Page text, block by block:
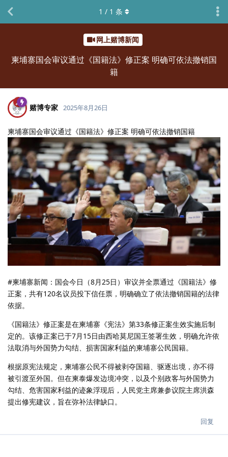
网上赌博新闻
柬埔寨国会审议通过《国籍法》修正案 明确可依法撤销国
籍
1 / 1 条
赌博专家 2025年8月26日
柬埔寨国会审议通过《国籍法》修正案 明确可依法撤销国籍
#柬埔寨新闻：国会今日（8月25日）审议并全票通过《国籍法》修
正案，共有120名议员投下信任票，明确确立了依法撤销国籍的法律
依据。
《国籍法》修正案是在柬埔寨《宪法》第33条修正案生效实施后制
定的。该修正案已于7月15日由西哈莫尼国王签署生效，明确允许依
法取消与外国势力勾结、损害国家利益的柬埔寨公民国籍。
根据原宪法规定，柬埔寨公民不得被剥夺国籍、驱逐出境，亦不得
被引渡至外国。但在柬泰爆发边境冲突，以及个别政客与外国势力
勾结、危害国家利益的迹象浮现后，人民党主席兼参议院主席洪森
提出修宪建议，旨在弥补法律缺口。
回复